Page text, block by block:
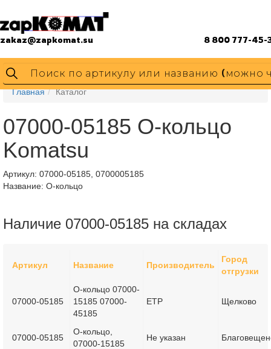
zakaz@zapkomat.su 8 800 777-45-
Главная Каталог
07000-05185 О-кольцо
Komatsu
Артикул: 07000-05185, 0700005185
Название: О-кольцо
Наличие 07000-05185 на складах
Артикул Название Производитель
Город
отгрузки
07000-05185
О-кольцо 07000-
15185 07000-
45185
ETP Щелково
07000-05185
О-кольцо,
07000-15185
Не указан